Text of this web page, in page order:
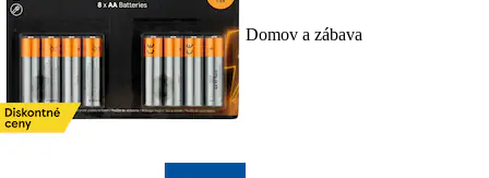
Domov a zábava